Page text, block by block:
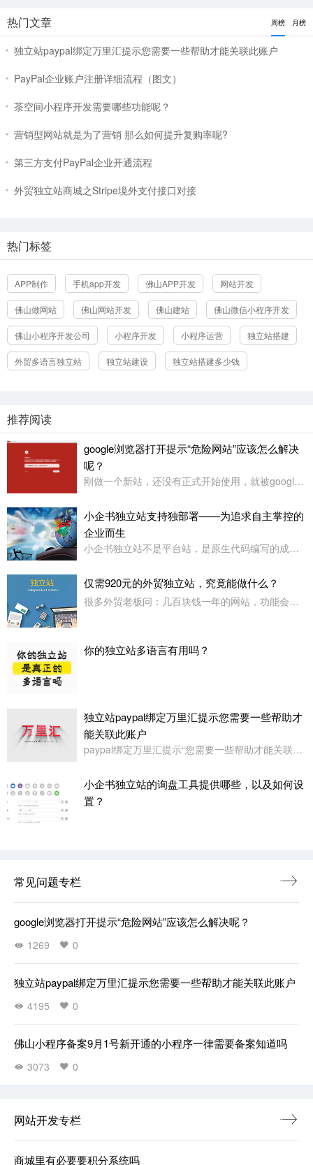
热门文章 周榜 月榜
独立站paypal绑定万里汇提示您需要一些帮助才能关联此账户
PayPal企业账户注册详细流程（图文）
茶空间小程序开发需要哪些功能呢？
营销型网站就是为了营销 那么如何提升复购率呢?
第三方支付PayPal企业开通流程
外贸独立站商城之Stripe境外支付接口对接
热门标签
APP制作 手机app开发 佛山APP开发 网站开发
佛山做网站 佛山网站开发 佛山建站 佛山微信小程序开发
佛山小程序开发公司 小程序开发 小程序运营 独立站搭建
外贸多语言独立站 独立站建设 独立站搭建多少钱
推荐阅读
google浏览器打开提示“危险网站”应该怎么解决
呢？
刚做一个新站，还没有正式开始使用，就被google浏览器定义为“危险网站”了，其它浏览器没有任何提示或影响
小企书独立站支持独部署——为追求自主掌控的
企业而生
小企书独立站不是平台站，是原生代码编写的成品站。不依赖于任何第三方平台，所以是支持客户自行购买服务器，并把网站搭建在自己的服务器上使用！
仅需920元的外贸独立站，究竟能做什么？
很多外贸老板问：几百块钱一年的网站，功能会不会很简陋？小企书专业版本用实力告诉你：920元，足够打造一个专业级的外贸展示站。
你的独立站多语言有用吗？
独立站paypal绑定万里汇提示您需要一些帮助才
能关联此账户
paypal绑定万里汇提示“您需要一些帮助才能关联此账户。请联系我们寻求帮助,或者您也可以绑定其它账户”
小企书独立站的询盘工具提供哪些，以及如何设
置？
常见问题专栏
google浏览器打开提示“危险网站”应该怎么解决呢？
1269 0
独立站paypal绑定万里汇提示您需要一些帮助才能关联此账户
4195 0
佛山小程序备案9月1号新开通的小程序一律需要备案知道吗
3073 0
网站开发专栏
商城里有必要要积分系统吗